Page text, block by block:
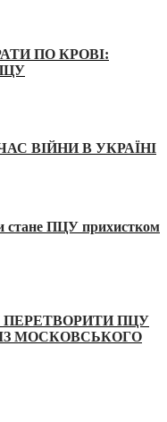
ПО КРОВІ:
ВІЙНИ В УКРАЇНІ
стане ПЦУ прихистком
ПЦУ
МОСКОВСЬКОГО